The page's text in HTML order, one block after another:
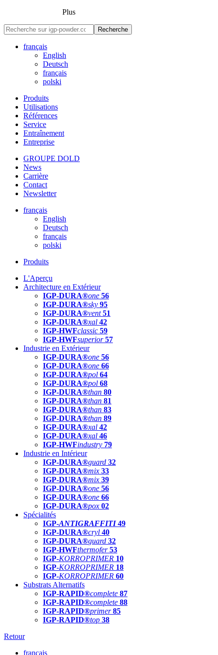
Plus
Recherche
français
English
Deutsch
français
polski
Produits
Utilisations
Références
Service
Entraînement
Entreprise
GROUPE DOLD
News
Carrière
Contact
Newsletter
français
English
Deutsch
français
polski
Produits
L'Aperçu
Architecture en Extérieur
IGP-DURA®one 56
IGP-DURA®sky 95
IGP-DURA®vent 51
IGP-DURA®xal 42
IGP-HWFclassic 59
IGP-HWFsuperior 57
Industrie en Extérieur
IGP-DURA®one 56
IGP-DURA®one 66
IGP-DURA®pol 64
IGP-DURA®pol 68
IGP-DURA®than 80
IGP-DURA®than 81
IGP-DURA®than 83
IGP-DURA®than 89
IGP-DURA®xal 42
IGP-DURA®xal 46
IGP-HWFindustry 79
Industrie en Intérieur
IGP-DURA®guard 32
IGP-DURA®mix 33
IGP-DURA®mix 39
IGP-DURA®one 56
IGP-DURA®one 66
IGP-DURA®pox 02
Spécialités
IGP-ANTIGRAFFITI49
IGP-DURA®cryl 40
IGP-DURA®guard 32
IGP-HWFthermofer 53
IGP-KORROPRIMER 10
IGP-KORROPRIMER 18
IGP-KORROPRIMER 60
Substrats Alternatifs
IGP-RAPID®complete 87
IGP-RAPID®complete 88
IGP-RAPID®primer 85
IGP-RAPID®top 38
Retour
français